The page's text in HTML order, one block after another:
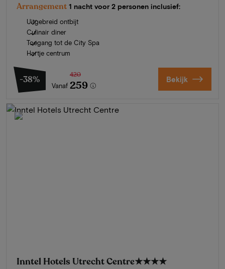
Arrangement 1 nacht voor 2 personen inclusief:
Uitgebreid ontbijt
Culinair diner
Toegang tot de City Spa
Hartje centrum
-38%
Vanaf
420
259 Bekijk
Inntel Hotels Utrecht Centre★★★★